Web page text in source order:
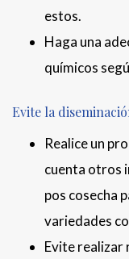
estos.
Haga una
químicos
Evite la
Realice un
cuenta otros
pos cosecha
variedades
Evite realizar